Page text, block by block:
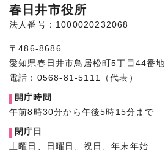
春日井市役所
法人番号：1000020232068
〒486-8686
愛知県春日井市鳥居松町5丁目44番地
電話：0568-81-5111（代表）
開庁時間
午前8時30分から午後5時15分まで
閉庁日
土曜日、日曜日、祝日、年末年始